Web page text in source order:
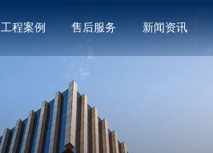
工程案例 售后服务 新闻资讯